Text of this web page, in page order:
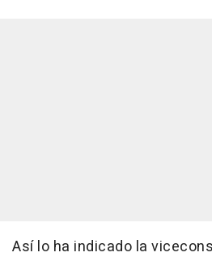
Así lo ha indicado la